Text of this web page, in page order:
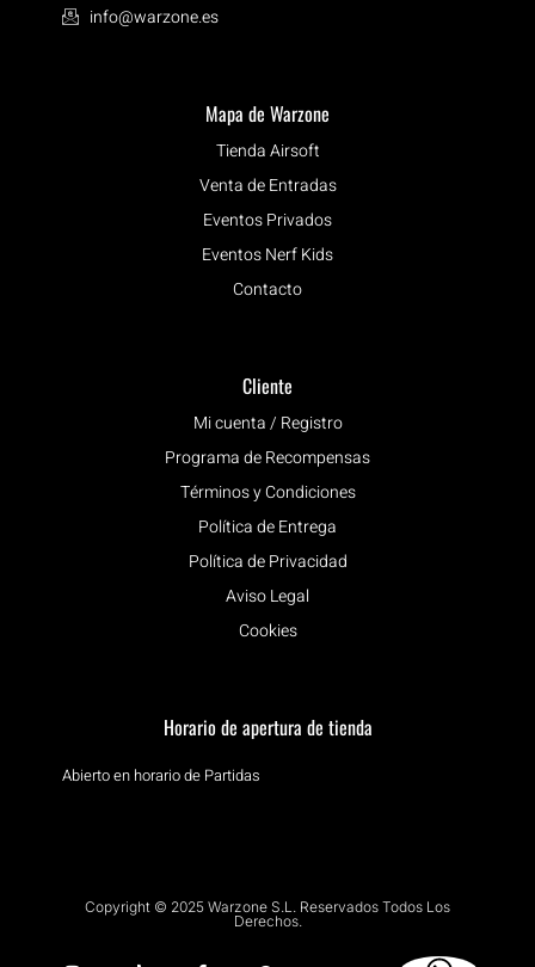
info@warzone.es
Mapa de Warzone
Tienda Airsoft
Venta de Entradas
Eventos Privados
Eventos Nerf Kids
Contacto
Cliente
Mi cuenta / Registro
Programa de Recompensas
Términos y Condiciones
Política de Entrega
Política de Privacidad
Aviso Legal
Cookies
Horario de apertura de tienda
Abierto en horario de Partidas
Copyright © 2025 Warzone S.L. Reservados Todos Los
Derechos.